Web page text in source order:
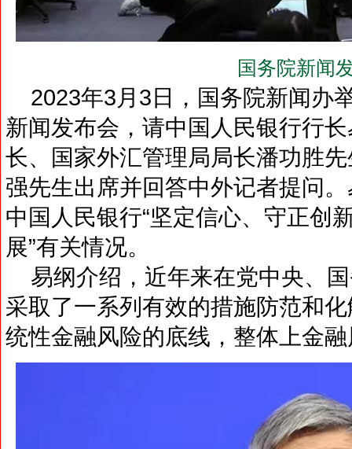
国务院新闻
2023年3月3日，国务院新闻办
新闻发布会，请中国人民银行行
长、国家外汇管理局局长潘功胜
强先生出席并回答中外记者提问
中国人民银行“坚定信心、守正创
展”有关情况。
易纲介绍，近年来在党中央、
采取了一系列有效的措施防范和
统性金融风险的底线，整体上金